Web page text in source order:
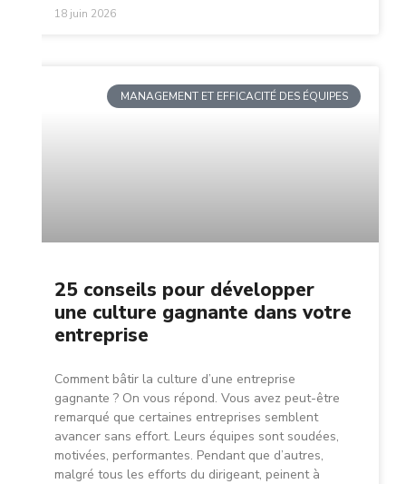
18 juin 2026
MANAGEMENT ET EFFICACITÉ DES ÉQUIPES
25 conseils pour développer
une culture gagnante dans votre
entreprise
Comment bâtir la culture d’une entreprise
gagnante ? On vous répond. Vous avez peut-être
remarqué que certaines entreprises semblent
avancer sans effort. Leurs équipes sont soudées,
motivées, performantes. Pendant que d’autres,
malgré tous les efforts du dirigeant, peinent à